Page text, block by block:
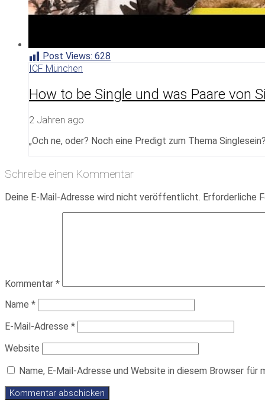
Post Views: 628
ICF München
How to be Single und was Paare von
2 Jahren ago
„Och ne, oder? Noch eine Predigt zum Thema
Schreibe einen Kommentar
Deine E-Mail-Adresse wird nicht veröffentlicht. Erforderliche
Kommentar *
Name *
E-Mail-Adresse *
Website
Name, E-Mail-Adresse und Website in diesem Browser für